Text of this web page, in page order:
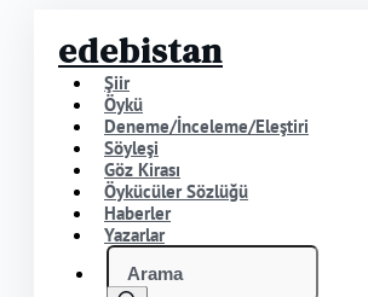
edebistan
Şiir
Öykü
Deneme/İnceleme/Eleştiri
Söyleşi
Göz Kirası
Öykücüler Sözlüğü
Haberler
Yazarlar